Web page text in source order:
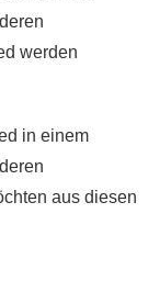
werden
in einem
aus diesen